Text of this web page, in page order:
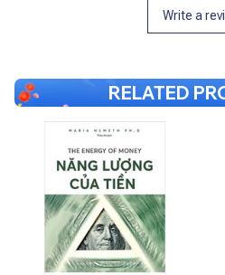
Write a
RELATED